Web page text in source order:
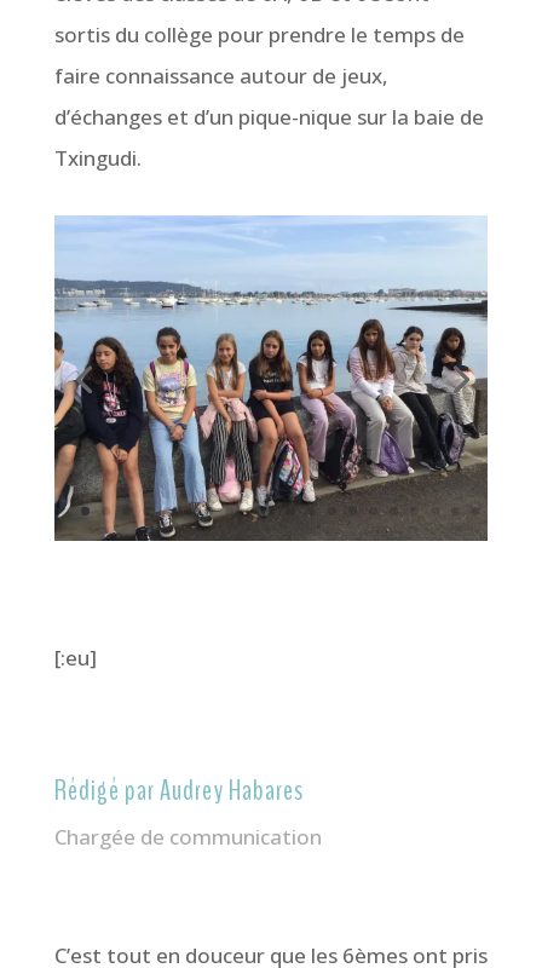
sortis du collège pour prendre le temps de
faire connaissance autour de jeux,
d’échanges et d’un pique-nique sur la baie de
Txingudi.
[:eu]
Rédigé par Audrey Habares
Chargée de communication
C’est tout en douceur que les 6èmes ont pris